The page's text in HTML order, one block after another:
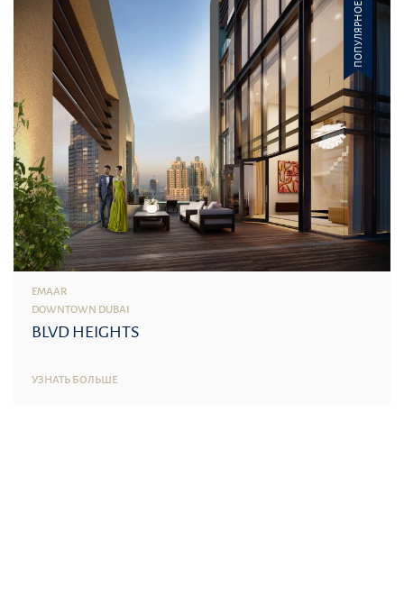
ПОПУЛЯРНОЕ
EMAAR
DOWNTOWN DUBAI
BLVD HEIGHTS
УЗНАТЬ БОЛЬШЕ